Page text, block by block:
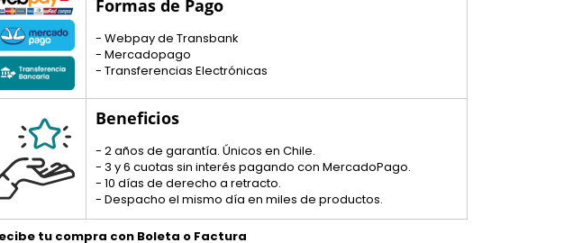
Formas de Pago
- Webpay de Transbank
- Mercadopago
- Transferencias Electrónicas
Beneficios
- 2 años de garantía. Únicos en Chile.
- 3 y 6 cuotas sin interés pagando con MercadoPago.
- 10 días de derecho a retracto.
- Despacho el mismo día en miles de productos.
tu compra con Boleta o Factura